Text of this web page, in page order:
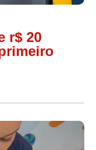
r$ 20